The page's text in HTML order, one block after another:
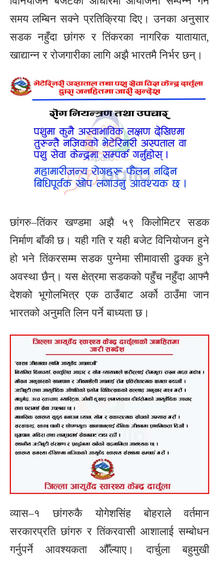
समय लम्बिन सक्ने प्रतिक्रिया दिए। उनका अनुसार
सडक नहुँदा छांगरु र तिंकरका नागरिक यातायात,
खाद्यान्न र रोजगारीका लागि अझै भारतमै निर्भर छन्।
छांगरु–तिंकर खण्डमा अझै ५९ किलोमिटर सडक
निर्माण बाँकी छ। यही गति र यही बजेट विनियोजन हुने
हो भने तिंकरसम्म सडक पुग्नेमा सीमावासी ढुक्क हुने
अवस्था छैन्। यस क्षेत्रमा सडकको पहुँच नहुँदा आफ्नै
देशको भूगोलभित्र एक ठाउँबाट अर्को ठाउँमा जान
भारतको अनुमति लिन पर्ने बाध्यता छ।
व्यास–१ छांगरुकै योगेशसिंह बोहराले वर्तमान
सरकारप्रति छांगरु र तिंकरवासी आशालाई सम्बोधन
गर्नुपर्ने आवश्यकता औँल्याए। दार्चुला बहुमुखी